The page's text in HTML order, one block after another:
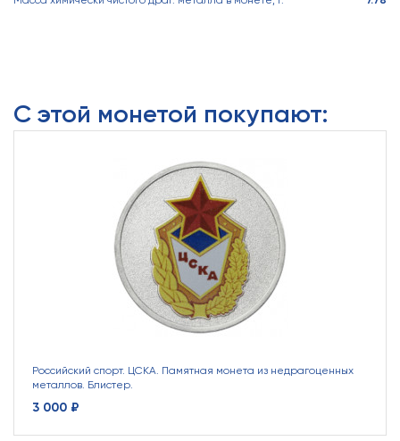
С этой монетой покупают:
Российский спорт. ЦСКА. Памятная монета из недрагоценных
металлов. Блистер.
3 000 ₽